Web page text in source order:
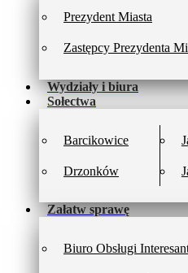
Prezydent Miasta
Zastępcy Prezydenta
Wydziały i biura
Sołectwa
Barcikowice
Drzonków
Załatw sprawę
Biuro Obsługi